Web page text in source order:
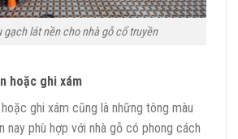
gạch lát nền cho nhà gỗ cổ truyền
hoặc ghi xám
ghi xám cũng là những tông màu
nay phù hợp với nhà gỗ có phong cách